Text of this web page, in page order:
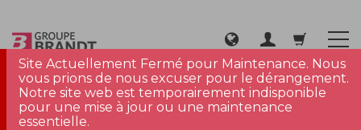
Site Actuellement Fermé pour Maintenance. Nous
vous prions de nous excuser pour le dérangement.
Notre site web est temporairement indisponible
pour une mise à jour ou une maintenance
essentielle.